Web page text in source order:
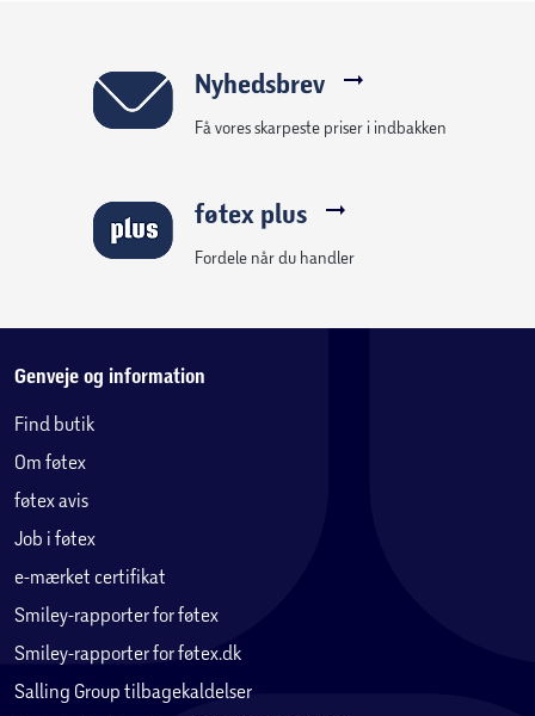
Nyhedsbrev
Få vores skarpeste priser i indbakken
føtex plus
Fordele når du handler
Genveje og information
Find butik
Om føtex
føtex avis
Job i føtex
e-mærket certifikat
Smiley-rapporter for føtex
Smiley-rapporter for føtex.dk
Salling Group tilbagekaldelser